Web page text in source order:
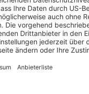
anzuführen – einen
Team der